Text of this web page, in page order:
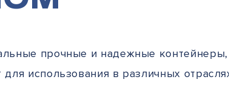
прочные и надежные
для использования в различных